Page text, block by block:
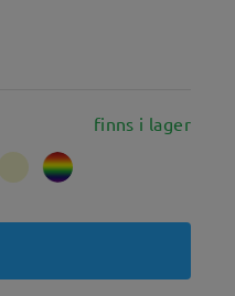
finns i lager